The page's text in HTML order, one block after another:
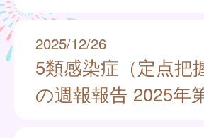
2025/12/26
5類感染症（定点把
の週報報告 2025年